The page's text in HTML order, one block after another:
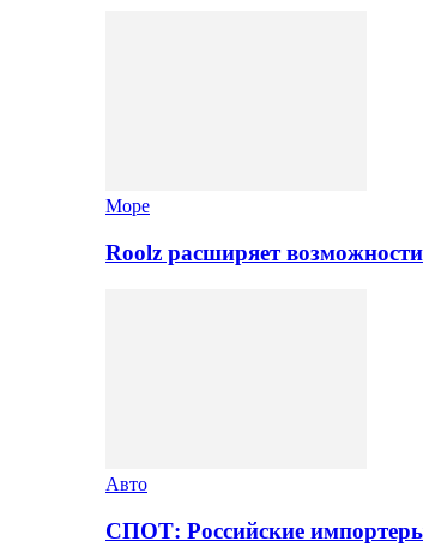
Море
Roolz расширяет
Авто
СПОТ: Российские